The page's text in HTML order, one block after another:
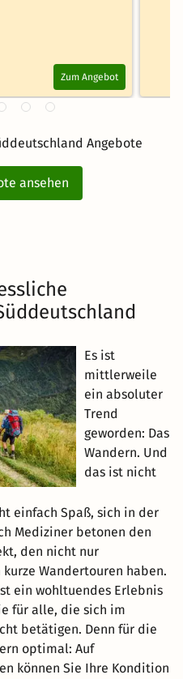
Zum Angebot
Angebote
ansehen
Es ist
mittlerweile
ein absoluter
Trend
geworden: Das
Wandern. Und
das ist nicht
einfach Spaß, sich in der
Mediziner betonen den
den nicht nur
Wandertouren haben.
ein wohltuendes Erlebnis
für alle, die sich im
betätigen. Denn für die
optimal: Auf
können Sie Ihre Kondition